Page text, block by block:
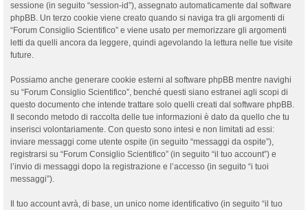
sessione (in seguito “session-id”), assegnato automaticamente dal software
phpBB. Un terzo cookie viene creato quando si naviga tra gli argomenti di
“Forum Consiglio Scientifico” e viene usato per memorizzare gli argomenti
letti da quelli ancora da leggere, quindi agevolando la lettura nelle tue visite
future.
Possiamo anche generare cookie esterni al software phpBB mentre navighi
su “Forum Consiglio Scientifico”, benché questi siano estranei agli scopi di
questo documento che intende trattare solo quelli creati dal software phpBB.
Il secondo metodo di raccolta delle tue informazioni è dato da quello che tu
inserisci volontariamente. Con questo sono intesi e non limitati ad essi:
inviare messaggi come utente ospite (in seguito “messaggi da ospite”),
registrarsi su “Forum Consiglio Scientifico” (in seguito “il tuo account”) e
l’invio di messaggi dopo la registrazione e l’accesso (in seguito “i tuoi
messaggi”).
Il tuo account avrà, di base, un unico nome identificativo (in seguito “il tuo